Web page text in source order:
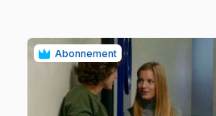
Abonnement